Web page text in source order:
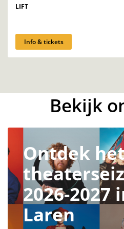
LIFT
Info & tickets
Bekijk
Ontdek
2026-2027
Laren